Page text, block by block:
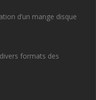
d’un mange disque
formats des